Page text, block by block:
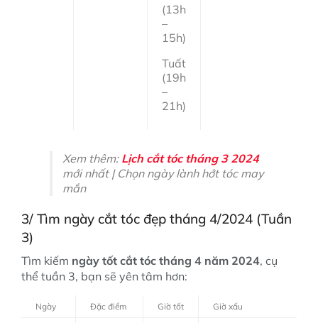
(13h
–
15h)
Tuất
(19h
–
21h)
Xem thêm: Lịch cắt tóc tháng 3 2024
mới nhất | Chọn ngày lành hớt tóc may
mắn
3/ Tìm ngày cắt tóc đẹp tháng 4/2024 (Tuần
3)
Tìm kiếm ngày tốt cắt tóc tháng 4 năm 2024, cụ
thể tuần 3, bạn sẽ yên tâm hơn:
Ngày Đặc điểm Giờ tốt Giờ xấu